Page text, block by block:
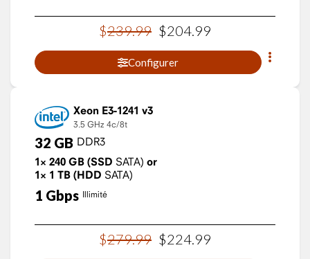
$239.99 $204.99
Configurer
Xeon E3-1241 v3
3.5 GHz 4c/8t
32 GB DDR3
1× 240 GB (SSD SATA) or
1× 1 TB (HDD SATA)
1 Gbps Illimité
$279.99 $224 99